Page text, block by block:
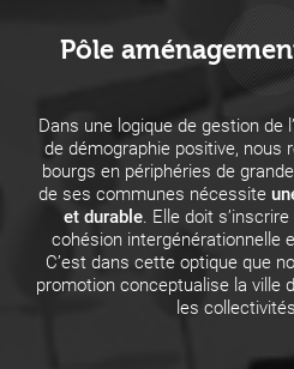
Pôle
Dans une logique de gestion de
de démographie positive, nous
bourgs en périphéries de
de ses communes nécessite
et durable. Elle doit
cohésion intergénérationnelle
C’est dans cette optique que
promotion conceptualise la ville
les